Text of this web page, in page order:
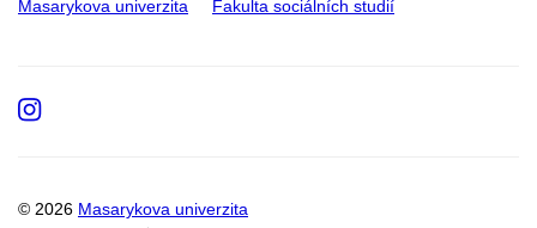
Masarykova univerzita Fakulta sociálních studií
© 2026 Masarykova univerzita
Instagram